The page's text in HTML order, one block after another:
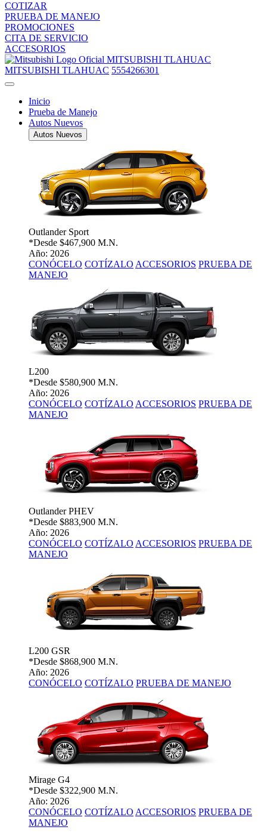
COTIZAR
PRUEBA DE MANEJO
PROMOCIONES
CITA DE SERVICIO
ACCESORIOS
MITSUBISHI TLAHUAC
MITSUBISHI TLAHUAC 5554266301
Inicio
Prueba de Manejo
Autos Nuevos
Autos Nuevos
Outlander Sport
*Desde $467,900 M.N.
Año: 2026
CONÓCELO COTÍZALO ACCESORIOS PRUEBA DE
MANEJO
L200
*Desde $580,900 M.N.
Año: 2026
CONÓCELO COTÍZALO ACCESORIOS PRUEBA DE
MANEJO
Outlander PHEV
*Desde $883,900 M.N.
Año: 2026
CONÓCELO COTÍZALO ACCESORIOS PRUEBA DE
MANEJO
L200 GSR
*Desde $868,900 M.N.
Año: 2026
CONÓCELO COTÍZALO PRUEBA DE MANEJO
Mirage G4
*Desde $322,900 M.N.
Año: 2026
CONÓCELO COTÍZALO ACCESORIOS PRUEBA DE
MANEJO